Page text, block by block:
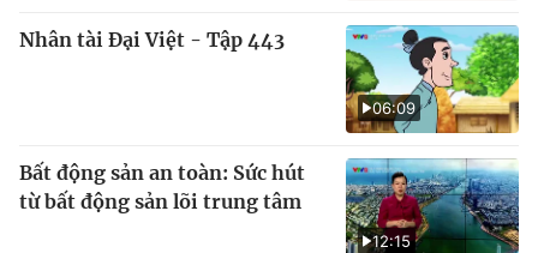
06:09
Nhân tài Đại Việt - Tập 443
12:15
Bất động sản an toàn: Sức hút
từ bất động sản lõi trung tâm